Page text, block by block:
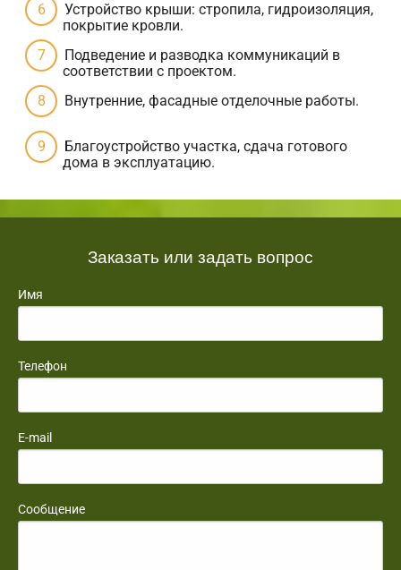
Устройство крыши: стропила, гидроизоляция,
покрытие кровли.
Подведение и разводка коммуникаций в
соответствии с проектом.
Внутренние, фасадные отделочные работы.
Благоустройство участка, сдача готового
дома в эксплуатацию.
Заказать или задать вопрос
Имя
Телефон
E-mail
Сообщение